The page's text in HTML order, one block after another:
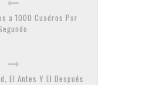
a 1000 Cuadros Por
El Antes Y El Después